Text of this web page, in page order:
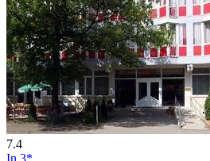
7.4